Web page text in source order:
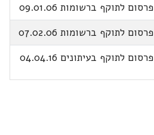
פרסום לתוקף ברשומות 09.01.06
פרסום לתוקף ברשומות 07.02.06
פרסום לתוקף בעיתונים 04.04.16